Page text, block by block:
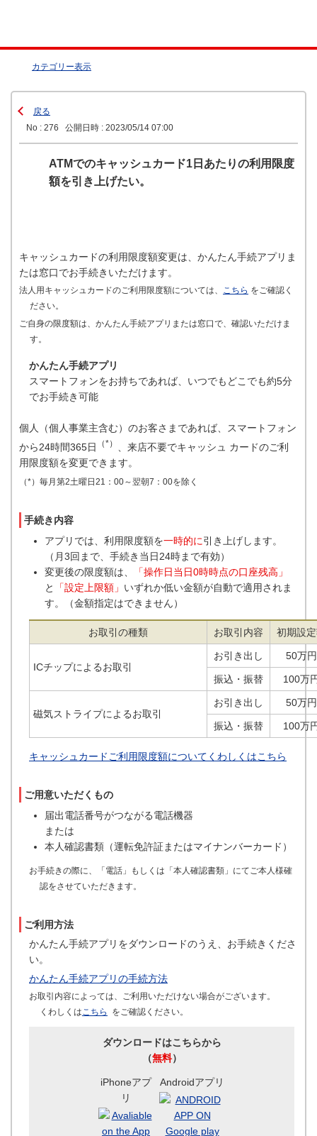
カテゴリー表示
戻る
No : 276
公開日時 : 2023/05/14 07:00
ATMでのキャッシュカード1日あたりの利用限度
額を引き上げたい。
キャッシュカードの利用限度額変更は、かんたん手続アプリま
たは窓口でお手続きいただけます。
法人用キャッシュカードのご利用限度額については、 こちら をご確認く
ださい。
ご自身の限度額は、かんたん手続アプリまたは窓口で、確認いただけま
す。
かんたん手続アプリ
スマートフォンをお持ちであれば、いつでもどこでも約5分
でお手続き可能
個人（個人事業主含む）のお客さまであれば、スマートフォン
から24時間365日
（*）
、来店不要でキャッシュ カードのご利
用限度額を変更できます。
（*）毎月第2土曜日21：00～翌朝7：00を除く
手続き内容
アプリでは、利用限度額を一時的に引き上げします。
（月3回まで、手続き当日24時まで有効）
変更後の限度額は、
「操作日当日0時時点の口座残高」
と
「設定上限額」 いずれか低い金額が自動で適用されま
す。（金額指定はできません）
お取引の種類 お取引内容 初期設
ICチップによるお取引
お引き出し 50万円
振込・振替 100万
磁気ストライプによるお取引
お引き出し 50万円
振込・振替 100万
キャッシュカードご利用限度額についてくわしくはこちら
ご用意いただくもの
届出電話番号がつながる電話機器
または
本人確認書類（運転免許証またはマイナンバーカード）
お手続きの際に、「電話」もしくは「本人確認書類」にてご本人様確
認をさせていただきます。
ご利用方法
かんたん手続アプリをダウンロードのうえ、お手続きくださ
い。
かんたん手続アプリの手続方法
お取引内容によっては、ご利用いただけない場合がございます。
くわしくは こちら をご確認ください。
ダウンロードはこちらから
（無料）
iPhoneアプ
リ
Androidアプリ